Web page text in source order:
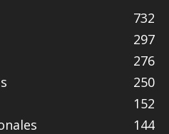
732
297
276
250
152
144